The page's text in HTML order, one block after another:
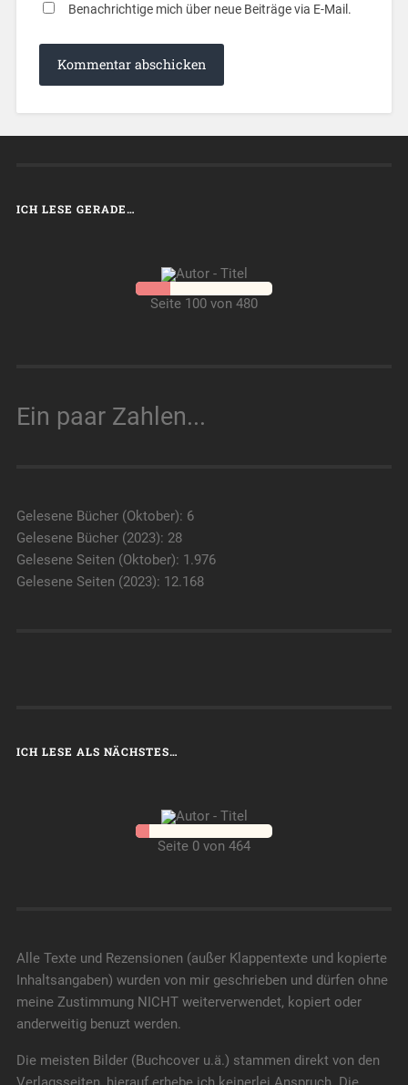
Benachrichtige mich über neue Beiträge via E-Mail.
ICH LESE GERADE…
Seite 100 von 480
Ein paar Zahlen...
Gelesene Bücher (Oktober): 6
Gelesene Bücher (2023): 28
Gelesene Seiten (Oktober): 1.976
Gelesene Seiten (2023): 12.168
ICH LESE ALS NÄCHSTES…
Seite 0 von 464
Alle Texte und Rezensionen (außer Klappentexte und kopierte
Inhaltsangaben) wurden von mir geschrieben und dürfen ohne
meine Zustimmung NICHT weiterverwendet, kopiert oder
anderweitig benuzt werden.
Die meisten Bilder (Buchcover u.ä.) stammen direkt von den